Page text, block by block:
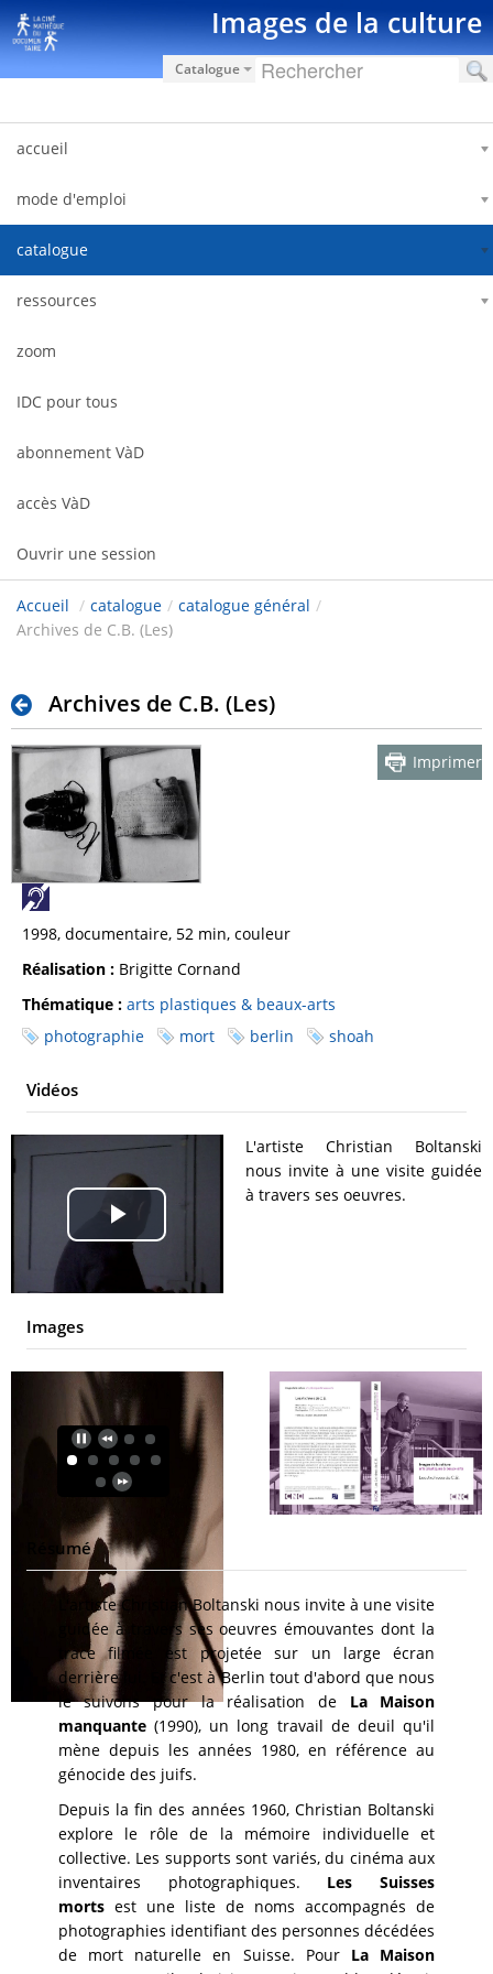
Saut au contenu Images de la culture
Catalogue
accueil
mode d'emploi
catalogue
ressources
zoom
IDC pour tous
abonnement VàD
accès VàD
Ouvrir une session
Accueil / catalogue / catalogue général /
Archives de C.B. (Les)
Archives de C.B. (Les)
Imprimer
1998, documentaire, 52 min, couleur
Réalisation : Brigitte Cornand
Thématique : arts plastiques & beaux-arts
photographie
mort berlin shoah
Vidéos
Play
Video
L'artiste Christian Boltanski
nous invite à une visite guidée
à travers ses oeuvres.
Images
Résumé
L'artiste Christian Boltanski nous invite à une visite
guidée à travers ses oeuvres émouvantes dont la
trace filmée est projetée sur un large écran
derrière lui. Et c'est à Berlin tout d'abord que nous
le suivons pour la réalisation de La Maison
manquante(1990), un long travail de deuil qu'il
mène depuis les années 1980, en référence au
génocide des juifs.
Depuis la fin des années 1960, Christian Boltanski
explore le rôle de la mémoire individuelle et
collective. Les supports sont variés, du cinéma aux
inventaires photographiques. Les Suisses
mortsest une liste de noms accompagnés de
photographies identifiant des personnes décédées
de mort naturelle en Suisse. Pour La Maison